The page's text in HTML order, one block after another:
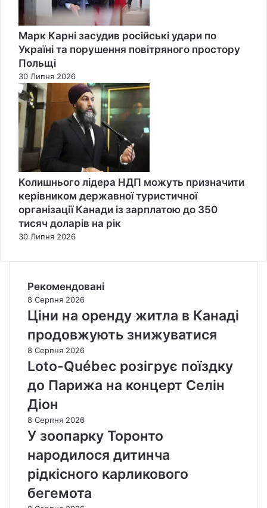
Марк Карні засудив російські удари по
Україні та порушення повітряного простору
Польщі
30 Липня 2026
Колишнього лідера НДП можуть призначити
керівником державної туристичної
організації Канади із зарплатою до 350
тисяч доларів на рік
30 Липня 2026
Рекомендовані
8 Серпня 2026
Ціни на оренду житла в Канаді
продовжують знижуватися
8 Серпня 2026
Loto-Québec розігрує поїздку
до Парижа на концерт Селін
Діон
8 Серпня 2026
У зоопарку Торонто
народилося дитинча
рідкісного карликового
бегемота